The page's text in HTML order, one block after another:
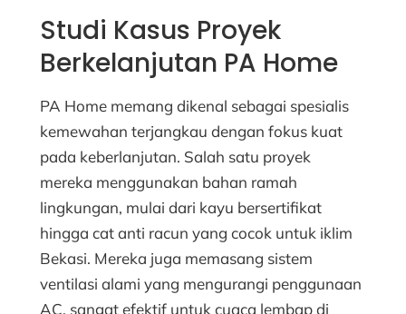
Studi Kasus Proyek
Berkelanjutan PA Home
PA Home memang dikenal sebagai spesialis
kemewahan terjangkau dengan fokus kuat
pada keberlanjutan. Salah satu proyek
mereka menggunakan bahan ramah
lingkungan, mulai dari kayu bersertifikat
hingga cat anti racun yang cocok untuk iklim
Bekasi. Mereka juga memasang sistem
ventilasi alami yang mengurangi penggunaan
AC, sangat efektif untuk cuaca lembap di